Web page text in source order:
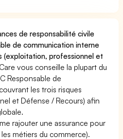
de responsabilité civile
de communication interne
(exploitation, professionnel et
vous conseille la plupart du
Responsable de
les trois risques
et Défense / Recours) afin
rajouter une assurance pour
métiers du commerce).